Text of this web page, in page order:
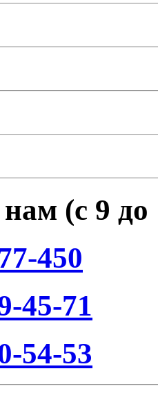
нам (с 9
450
45-71
54-53